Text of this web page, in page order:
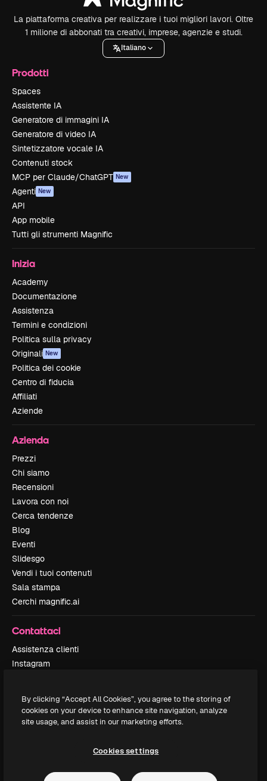
La piattaforma creativa per realizzare i tuoi migliori lavori. Oltre
1 milione di abbonati tra creativi, imprese, agenzie e studi.
Italiano
Prodotti
Spaces
Assistente IA
Generatore di immagini IA
Generatore di video IA
Sintetizzatore vocale IA
Contenuti stock
MCP per Claude/ChatGPT New
Agenti New
API
App mobile
Tutti gli strumenti Magnific
Inizia
Academy
Documentazione
Assistenza
Termini e condizioni
Politica sulla privacy
Originali New
Politica dei cookie
Centro di fiducia
Affiliati
Aziende
Azienda
Prezzi
Chi siamo
Recensioni
Lavora con noi
Cerca tendenze
Blog
Eventi
Slidesgo
Vendi i tuoi contenuti
Sala stampa
Cerchi magnific.ai
Contattaci
Assistenza clienti
Instagram
TikTok
Discord
By clicking “Accept All Cookies”, you agree to the storing of
cookies on your device to enhance site navigation, analyze
site usage, and assist in our marketing efforts.
Cookies settings